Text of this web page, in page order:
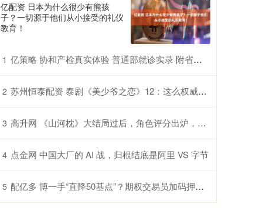
亿配资 日本为什么很少有熊孩
子？一切源于他们从小接受的礼仪
教育！
1 亿策略 协和产检真实体验 普通部就诊实录 附省钱省心技巧 别白跑！协和产检必带资料 + 就诊流程 新手孕妈照做就行
2 苏州恒泰配资 泰剧《美少爷之恋》12：这么权威的脸竟然有三张，有点晕脸了
3 高升网 《山河枕》大结局过后，角色评分出炉，只有3人超过及格线
4 点金网 中国大厂的 AI 战，归根结底是阿里 VS 字节
5 配亿多 博一手“直降50基点”？期权交易员加码押注美联储“超常规”降息